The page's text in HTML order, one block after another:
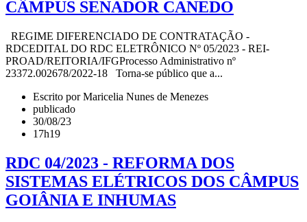
CÂMPUS SENADOR CANEDO
REGIME DIFERENCIADO DE CONTRATAÇÃO -
RDCEDITAL DO RDC ELETRÔNICO Nº 05/2023 - REI-
PROAD/REITORIA/IFGProcesso Administrativo nº
23372.002678/2022-18 Torna-se público que a...
Escrito por Maricelia Nunes de Menezes
publicado
30/08/23
17h19
RDC 04/2023 - REFORMA DOS
SISTEMAS ELÉTRICOS DOS CÂMPUS
GOIÂNIA E INHUMAS